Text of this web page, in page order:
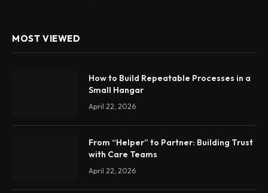
MOST VIEWED
How to Build Repeatable Processes in a
Small Hangar
April 22, 2026
From “Helper” to Partner: Building Trust
with Care Teams
April 22, 2026